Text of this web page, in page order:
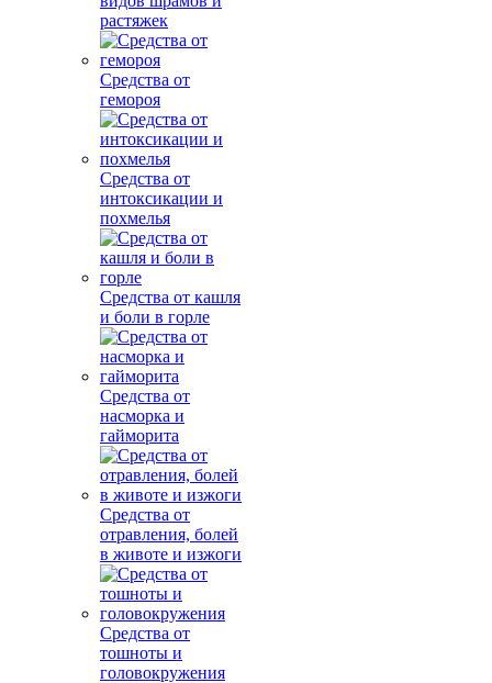
растяжек
Средства от
гемороя
Средства от
интоксикации и
похмелья
Средства от кашля
и боли в горле
Средства от
насморка и
гайморита
Средства от
отравления, болей
в животе и изжоги
Средства от
тошноты и
головокружения